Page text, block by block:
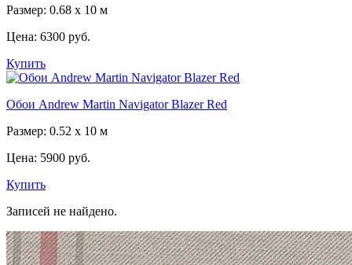
Размер: 0.68 x 10 м
Цена: 6300 руб.
Купить
Обои Andrew Martin Navigator Blazer Red
Размер: 0.52 x 10 м
Цена: 5900 руб.
Купить
Записей не найдено.